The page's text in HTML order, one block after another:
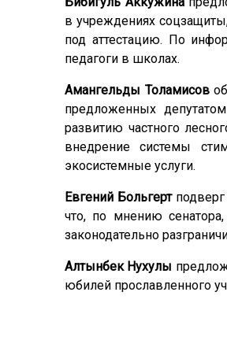
в учреждениях
под аттестацию. По
педагоги в школах.
Амангельды Толамисов
предложенных
развитию частного
внедрение системы
экосистемные услуги.
Евгений Больгертподверг
что, по мнению
законодательно
Алтынбек Нухулы
юбилей прославленного